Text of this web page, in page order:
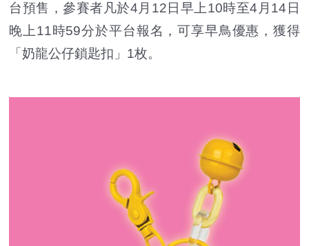
台預售，參賽者凡於4月12日早上10時至4月14日
晚上11時59分於平台報名，可享早鳥優惠，獲得
「奶龍公仔鎖匙扣」1枚。